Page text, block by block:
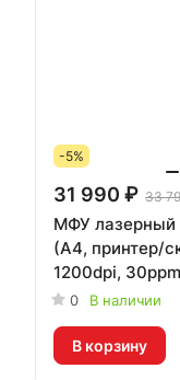
-5%
31 990 ₽ 33
МФУ лазерный
(A4, принтер/
1200dpi,
WiFi, Lan, USB
0 В наличии
В корзину